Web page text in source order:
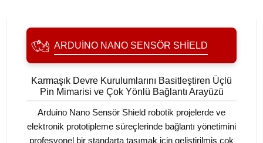
ARDUINO NANO SENSÖR SHIELD
Karmaşık Devre Kurulumlarını Basitleştiren Üçlü
Pin Mimarisi ve Çok Yönlü Bağlantı Arayüzü
Arduino Nano Sensör Shield robotik projelerde ve
elektronik prototipleme süreçlerinde bağlantı yönetimini
profesyonel bir standarta taşımak için geliştirilmiş çok